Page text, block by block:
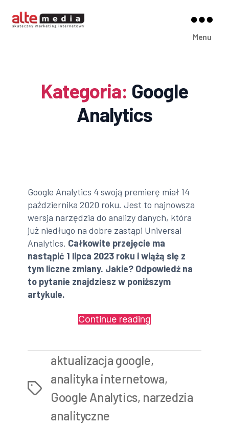
Menu
Kategoria: Google
Analytics
Google Analytics 4 swoją premierę miał 14
października 2020 roku. Jest to najnowsza
wersja narzędzia do analizy danych, która
już niedługo na dobre zastąpi Universal
Analytics. Całkowite przejęcie ma
nastąpić 1 lipca 2023 roku i wiążą się z
tym liczne zmiany. Jakie? Odpowiedź na
to pytanie znajdziesz w poniższym
artykule.
Continue reading
musisz
o
Tags
aktualizacja google,
analityka internetowa,
Google Analytics, narzedzia
analityczne